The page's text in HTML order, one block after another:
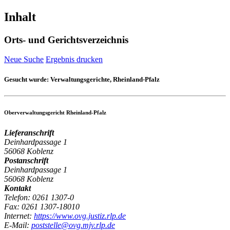
Inhalt
Orts- und Gerichtsverzeichnis
Neue Suche Ergebnis drucken
Gesucht wurde: Verwaltungsgerichte, Rheinland-Pfalz
Oberverwaltungsgericht Rheinland-Pfalz
Lieferanschrift
Deinhardpassage 1
56068 Koblenz
Postanschrift
Deinhardpassage 1
56068 Koblenz
Kontakt
Telefon: 0261 1307-0
Fax: 0261 1307-18010
Internet: https://www.ovg.justiz.rlp.de
E-Mail: poststelle@ovg.mjv.rlp.de